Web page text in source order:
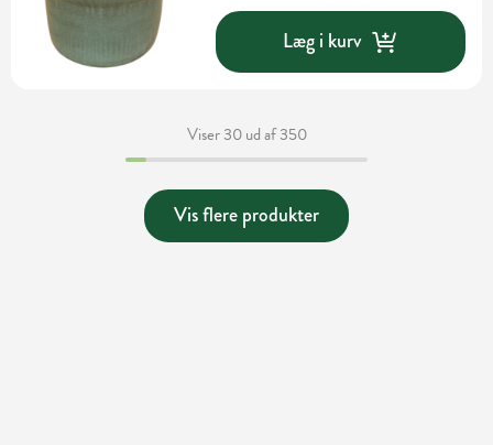
Læg i kurv
Viser 30 ud af 350
Vis flere produkter